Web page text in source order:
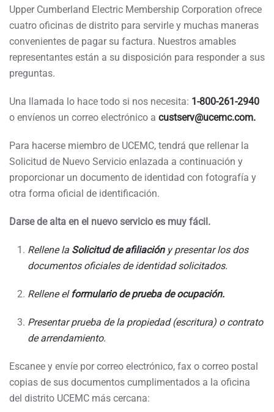
Upper Cumberland Electric Membership Corporation ofrece
cuatro oficinas de distrito para servirle y muchas maneras
convenientes de pagar su factura. Nuestros amables
representantes están a su disposición para responder a sus
preguntas.
Una llamada lo hace todo si nos necesita: 1-800-261-2940
o envíenos un correo electrónico a custserv@ucemc.com.
Para hacerse miembro de UCEMC, tendrá que rellenar la
Solicitud de Nuevo Servicio enlazada a continuación y
proporcionar un documento de identidad con fotografía y
otra forma oficial de identificación.
Darse de alta en el nuevo servicio es muy fácil.
Rellene la Solicitud de afiliacióny presentar los dos
documentos oficiales de identidad solicitados.
Rellene elformulario de prueba de ocupación.
Presentar prueba de la propiedad (escritura) o contrato
de arrendamiento.
Escanee y envíe por correo electrónico, fax o correo postal
copias de sus documentos cumplimentados a la oficina
del distrito UCEMC más cercana: